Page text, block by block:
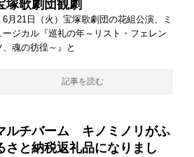
塚歌劇団観劇
月21日（火）宝塚歌劇団の花組公演、ミ
ージカル『巡礼の年～リスト・フェレン
、魂の彷徨～』と
記事を読む
ルチバーム キノミノリがふ
さと納税返礼品になりまし